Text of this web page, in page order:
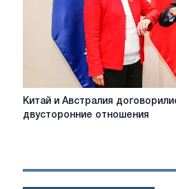
сотрудничеству
Китай
двусторонние
Китай и Австралия
двусторонние отношения